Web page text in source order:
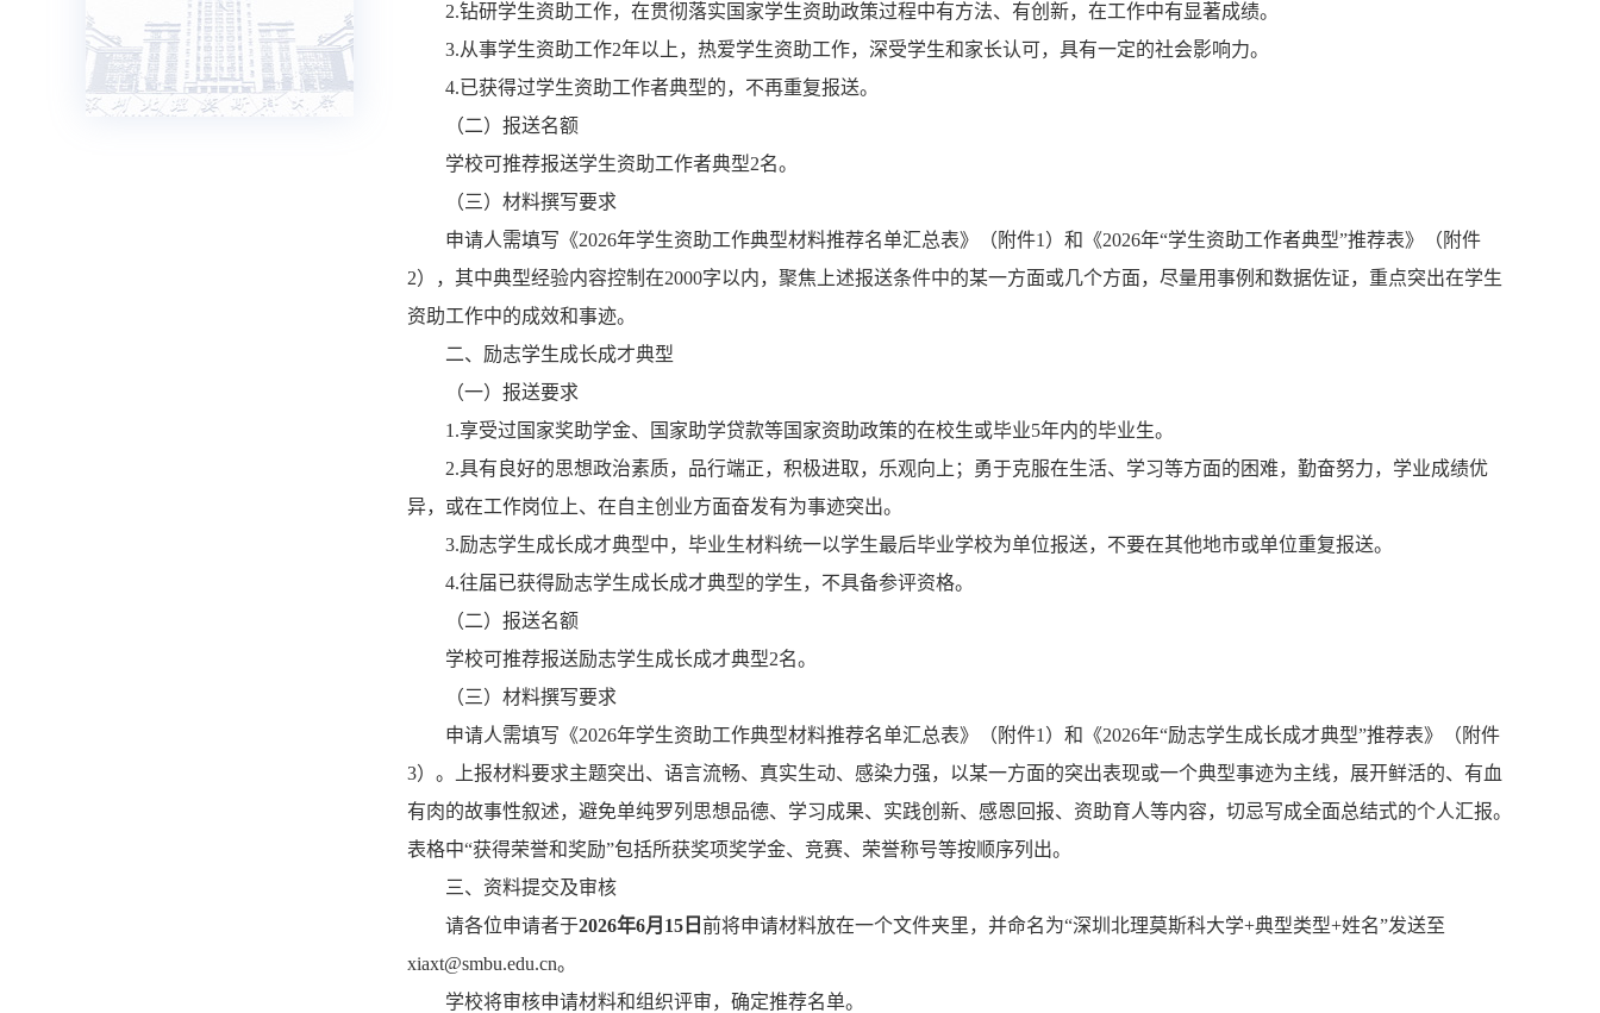
2.钻研学生资助工作，在贯彻落实国家学生资助政策过程中有方法、有创新，在工作中有显著成绩。
3.从事学生资助工作2年以上，热爱学生资助工作，深受学生和家长认可，具有一定的社会影响力。
4.已获得过学生资助工作者典型的，不再重复报送。
（二）报送名额
学校可推荐报送学生资助工作者典型2名。
（三）材料撰写要求
申请人需填写《2026年学生资助工作典型材料推荐名单汇总表》（附件1 ）和《2026年“学生资助工作者典型”推荐表》（附件
2），其中典型经验内容控制在2000字以内，聚焦上述报送条件中的某一方面或几个方面，尽量用事例和数据佐证，重点突出在学生
资助工作中的成效和事迹。
二、励志学生成长成才典型
（一）报送要求
1.享受过国家奖助学金、国家助学贷款等国家资助政策的在校生或毕业5年内的毕业生。
2.具有良好的思想政治素质，品行端正，积极进取，乐观向上；勇于克服在生活、学习等方面的困难，勤奋努力，学业成绩优
异，或在工作岗位上、在自主创业方面奋发有为事迹突出。
3.励志学生成长成才典型中，毕业生材料统一以学生最后毕业学校为单位报送，不要在其他地市或单位重复报送。
4.往届已获得励志学生成长成才典型的学生，不具备参评资格。
（二）报送名额
学校可推荐报送励志学生成长成才典型2名。
（三）材料撰写要求
申请人需填写《2026年学生资助工作典型材料推荐名单汇总表》（附件1 ）和《2026年“励志学生成长成才典型”推荐表》（附件
3）。上报材料要求主题突出、语言流畅、真实生动、感染力强，以某一方面的突出表现或一个典型事迹为主线，展开鲜活的、有血
有肉的故事性叙述，避免单纯罗列思想品德、学习成果、实践创新、感恩回报、资助育人等内容，切忌写成全面总结式的个人汇报。
表格中“获得荣誉和奖励”包括所获奖项奖学金、竞赛、荣誉称号等按顺序列出。
三、资料提交及审核
请各位申请者于2026年6月 15 日 前将申请材料放在一个文件夹里，并命名为“深圳北理莫斯科大学+典型类型+姓名”发送至
xiaxt@smbu.edu.cn。
学校将审核申请材料和组织评审，确定推荐名单。